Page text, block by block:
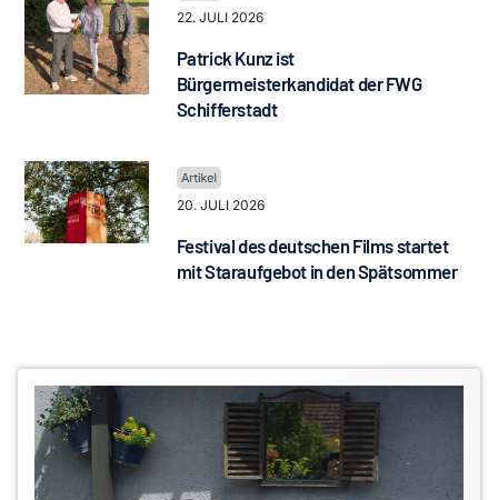
22. JULI 2026
Patrick Kunz ist
Bürgermeisterkandidat der FWG
Schifferstadt
20. JULI 2026
Festival des deutschen Films startet
mit Staraufgebot in den Spätsommer